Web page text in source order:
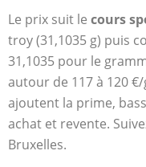
Le prix suit le cours
troy (31,1035 g) puis
31,1035 pour le
autour de 117 à 120
ajoutent la prime,
achat et revente.
Bruxelles.